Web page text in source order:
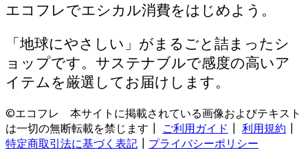
エコフレでエシカル消費をはじめよう。
「地球にやさしい」がまるごと詰まったシ
ョップです。サステナブルで感度の高いア
イテムを厳選してお届けします。
©エコフレ 本サイトに掲載されている画像およびテキスト
は一切の無断転載を禁じます┃ ご利用ガイド 利用規約
特定商取引法に基づく表記
プライバシーポリシー